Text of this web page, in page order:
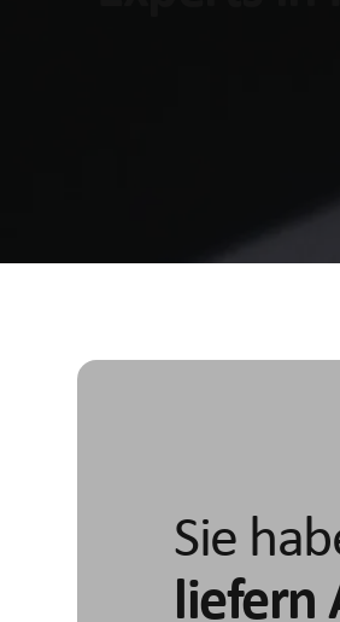
Sie
liefern